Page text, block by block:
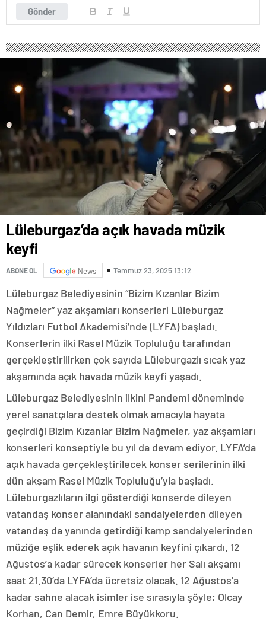
Gönder
Lüleburgaz’da açık havada müzik
keyfi
ABONE OL News Temmuz 23, 2025 13:12
Lüleburgaz Belediyesinin “Bizim Kızanlar Bizim
Nağmeler” yaz akşamları konserleri Lüleburgaz
Yıldızları Futbol Akademisi’nde (LYFA) başladı.
Konserlerin ilki Rasel Müzik Topluluğu tarafından
gerçekleştirilirken çok sayıda Lüleburgazlı sıcak yaz
akşamında açık havada müzik keyfi yaşadı.
Lüleburgaz Belediyesinin ilkini Pandemi döneminde
yerel sanatçılara destek olmak amacıyla hayata
geçirdiği Bizim Kızanlar Bizim Nağmeler, yaz akşamları
konserleri konseptiyle bu yıl da devam ediyor. LYFA’da
açık havada gerçekleştirilecek konser serilerinin ilki
dün akşam Rasel Müzik Topluluğu’yla başladı.
Lüleburgazlıların ilgi gösterdiği konserde dileyen
vatandaş konser alanındaki sandalyelerden dileyen
vatandaş da yanında getirdiği kamp sandalyelerinden
müziğe eşlik ederek açık havanın keyfini çıkardı. 12
Ağustos’a kadar sürecek konserler her Salı akşamı
saat 21.30’da LYFA’da ücretsiz olacak. 12 Ağustos’a
kadar sahne alacak isimler ise sırasıyla şöyle; Olcay
Korhan, Can Demir, Emre Büyükkoru.